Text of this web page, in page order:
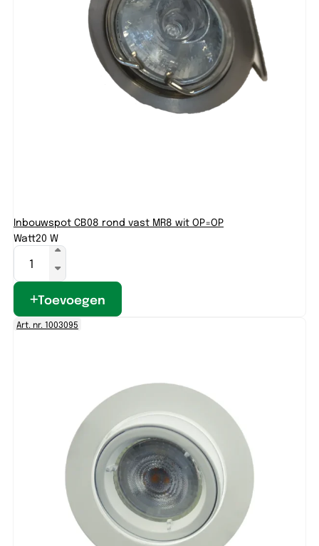
Inbouwspot CB08 rond vast MR8 wit OP=OP
Watt20 W
Toevoegen
Art. nr. 1003095